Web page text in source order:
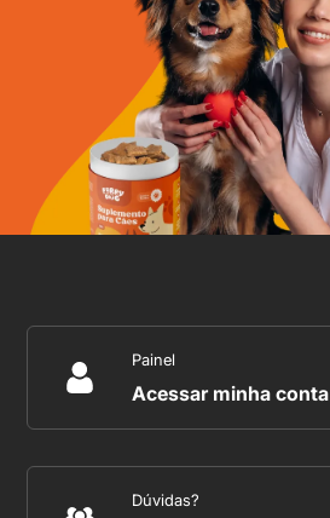
Painel
Acessar minha conta
Dúvidas?